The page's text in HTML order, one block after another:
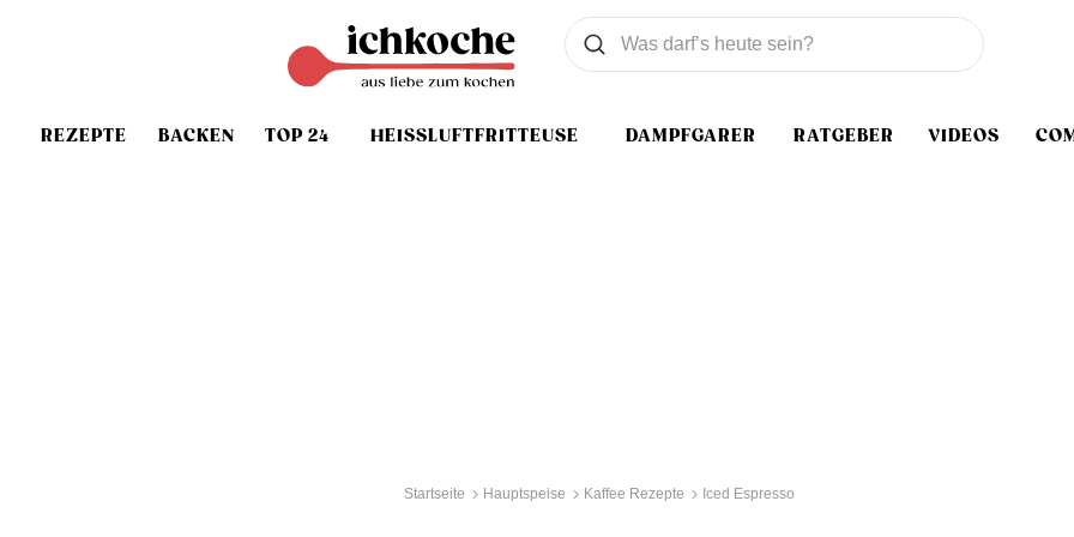
REZEPTE BACKEN TOP 24 HEISSLUFTFRITTEUSE DAMPFGARER RATGEBER VIDEOS
Was wollen Sie suchen
Suchen
Startseite Hauptspeise Kaffee Rezepte Iced Espresso